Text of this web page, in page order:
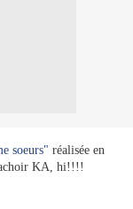
soeurs" réalisée en
KA, hi!!!!